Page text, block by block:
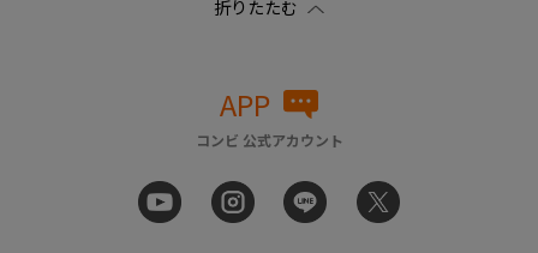
APP
コンビ 公式アカウント